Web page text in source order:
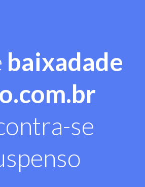
baixadade
se